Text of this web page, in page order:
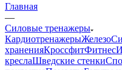
Главная
—
Силовые тренажеры
КардиотренажерыЖелезо
храненияКроссфитФитнес
креслаШведские стенки